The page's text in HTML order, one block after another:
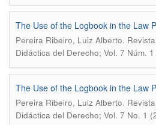
The Use of the Logbook in the Law
Pereira Ribeiro, Luiz Alberto.
Didáctica del Derecho; Vol. 7 Núm.
The Use of the Logbook in the Law
Pereira Ribeiro, Luiz Alberto.
Didáctica del Derecho; Vol. 7 No. 1